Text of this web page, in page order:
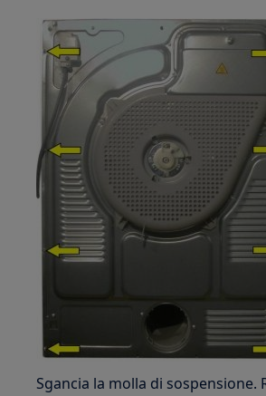
Sgancia la molla di sospensione.